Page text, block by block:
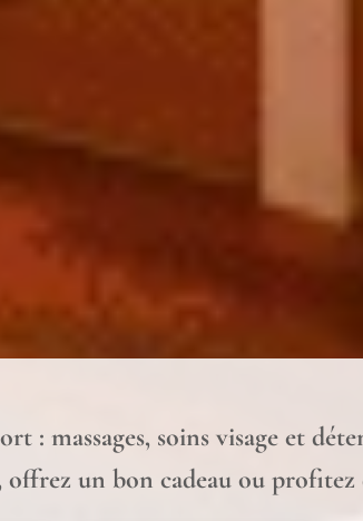
: massages, soins visage et
offrez un bon cadeau ou